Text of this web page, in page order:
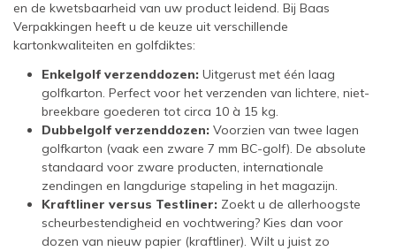
en de kwetsbaarheid van uw product leidend. Bij Baas
Verpakkingen heeft u de keuze uit verschillende
kartonkwaliteiten en golfdiktes:
Enkelgolf verzenddozen: Uitgerust met één laag
golfkarton. Perfect voor het verzenden van lichtere, niet-
breekbare goederen tot circa 10 à 15 kg.
Dubbelgolf verzenddozen: Voorzien van twee lagen
golfkarton (vaak een zware 7 mm BC-golf). De absolute
standaard voor zware producten, internationale
zendingen en langdurige stapeling in het magazijn.
Kraftliner versus Testliner: Zoekt u de allerhoogste
scheurbestendigheid en vochtwering? Kies dan voor
dozen van nieuw papier (kraftliner). Wilt u juist zo